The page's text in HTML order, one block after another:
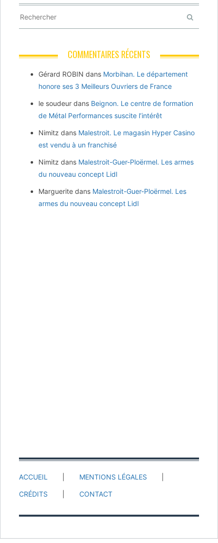
COMMENTAIRES RÉCENTS
Gérard ROBIN dans Morbihan. Le département
honore ses 3 Meilleurs Ouvriers de France
le soudeur dans Beignon. Le centre de formation
de Métal Performances suscite l’intérêt
Nimitz dans Malestroit. Le magasin Hyper Casino
est vendu à un franchisé
Nimitz dans Malestroit-Guer-Ploërmel. Les armes
du nouveau concept Lidl
Marguerite dans Malestroit-Guer-Ploërmel. Les
armes du nouveau concept Lidl
ACCUEIL MENTIONS LÉGALES
CRÉDITS CONTACT